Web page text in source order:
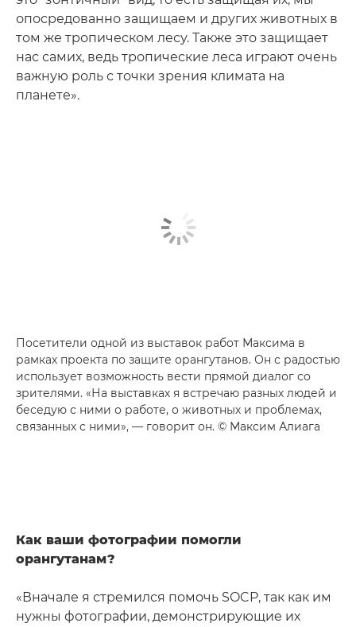
опосредованно защищаем и других животных в
том же тропическом лесу. Также это защищает
нас самих, ведь тропические леса играют очень
важную роль с точки зрения климата на
планете».
Посетители одной из выставок работ Максима в
рамках проекта по защите орангутанов. Он с радостью
использует возможность вести прямой диалог со
зрителями. «На выставках я встречаю разных людей и
беседую с ними о работе, о животных и проблемах,
связанных с ними», — говорит он. © Максим Алиага
Как ваши фотографии помогли
орангутанам?
«Вначале я стремился помочь SOCP, так как им
нужны фотографии, демонстрирующие их